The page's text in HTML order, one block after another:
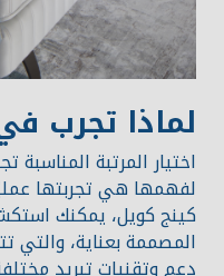
لماذا تجرب
اختيار المرتبة
لفهمها هي تجربتها
كينج كويل، يمكنك
المصممة بعناية، والتي
دعم وتقنيات تبريد